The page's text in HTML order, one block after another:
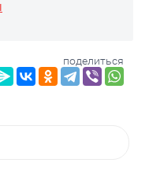
поделиться